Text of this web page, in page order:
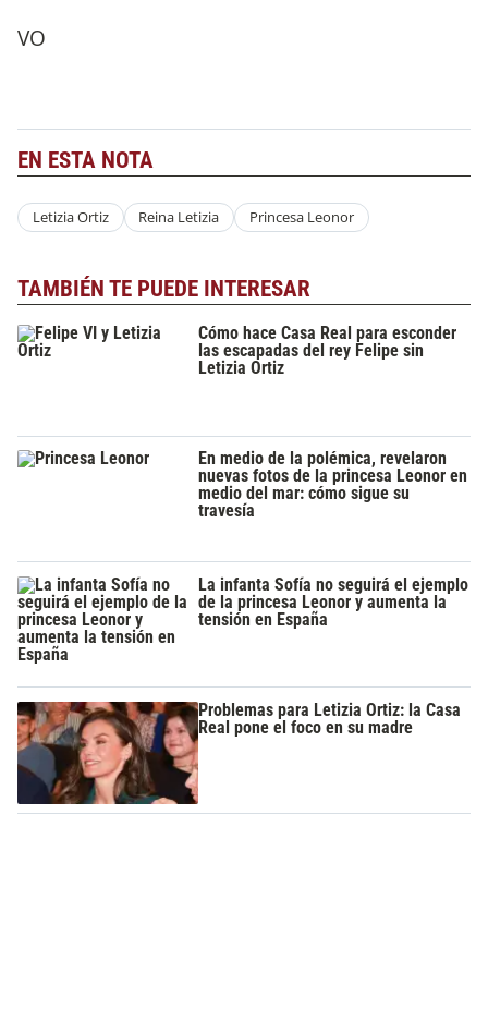
VO
EN ESTA NOTA
Letizia Ortiz Reina Letizia Princesa Leonor
TAMBIÉN TE PUEDE INTERESAR
Cómo hace Casa Real para esconder
las escapadas del rey Felipe sin
Letizia Ortiz
En medio de la polémica, revelaron
nuevas fotos de la princesa Leonor en
medio del mar: cómo sigue su
travesía
La infanta Sofía no seguirá el ejemplo
de la princesa Leonor y aumenta la
tensión en España
Problemas para Letizia Ortiz: la Casa
Real pone el foco en su madre